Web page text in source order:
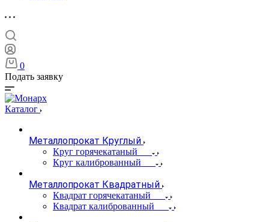
0
Подать заявку
Каталог
Металлопрокат Круглый
Круг горячекатаный
Круг калиброванный
Металлопрокат Квадратный
Квадрат горячекатаный
Квадрат калиброванный